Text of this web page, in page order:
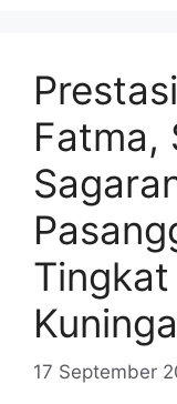
Fatma,
17 September